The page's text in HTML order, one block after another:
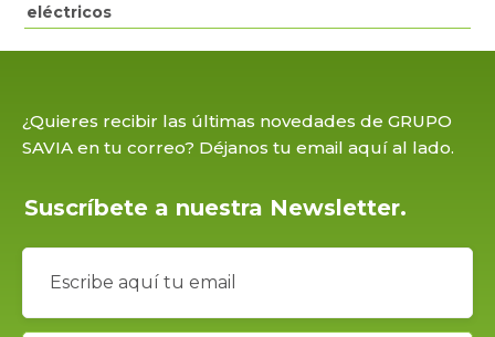
eléctricos
¿Quieres recibir las últimas novedades de GRUPO
SAVIA en tu correo? Déjanos tu email aquí al lado.
Suscríbete a nuestra Newsletter.